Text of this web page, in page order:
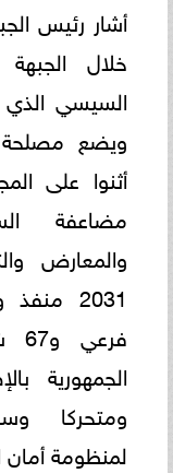
أشار رئيس
خلال
السيسي الذي
ويضع مصلحة
أثنوا على
مضاعفة
ومتحركا
لمنظومة أمان